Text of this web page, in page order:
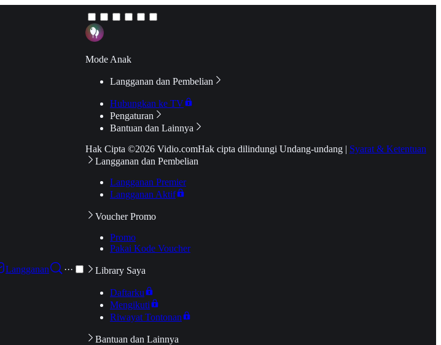
Langganan
···
Mode Anak
Langganan dan Pembelian
Hubungkan ke TV
Pengaturan
Bantuan dan Lainnya
Hak Cipta ©2026 Vidio.comHak cipta dilindungi Undang-undang | Syarat & Ketentuan
Langganan dan Pembelian
Langganan Premier
Langganan Aktif
Voucher Promo
Promo
Pakai Kode Voucher
Library Saya
Daftarku
Mengikuti
Riwayat Tontonan
Bantuan dan Lainnya